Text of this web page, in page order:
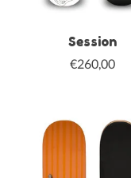
Session
€260,00